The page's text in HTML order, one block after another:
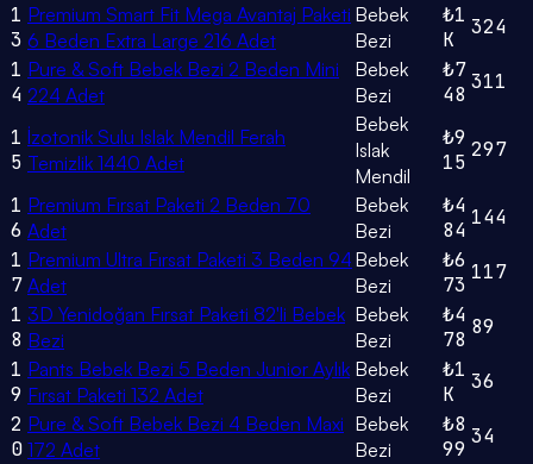
1
3
Premium Smart Fit Mega Avantaj Paketi
6 Beden Extra Large 216 Adet
Bebek
Bezi
₺1
K
324
1
4
Pure & Soft Bebek Bezi 2 Beden Mini
224 Adet
Bebek
Bezi
₺7
48
311
1
5
İzotonik Sulu Islak Mendil Ferah
Temizlik 1440 Adet
Bebek
Islak
Mendil
₺9
15
297
1
6
Premium Fırsat Paketi 2 Beden 70
Adet
Bebek
Bezi
₺4
84
144
1
7
Premium Ultra Fırsat Paketi 3 Beden 94
Adet
Bebek
Bezi
₺6
73
117
1
8
3D Yenidoğan Fırsat Paketi 82'li Bebek
Bezi
Bebek
Bezi
₺4
78
89
1
9
Pants Bebek Bezi 5 Beden Junior Aylık
Fırsat Paketi 132 Adet
Bebek
Bezi
₺1
K
36
2
0
Pure & Soft Bebek Bezi 4 Beden Maxi
172 Adet
Bebek
Bezi
₺8
99
34